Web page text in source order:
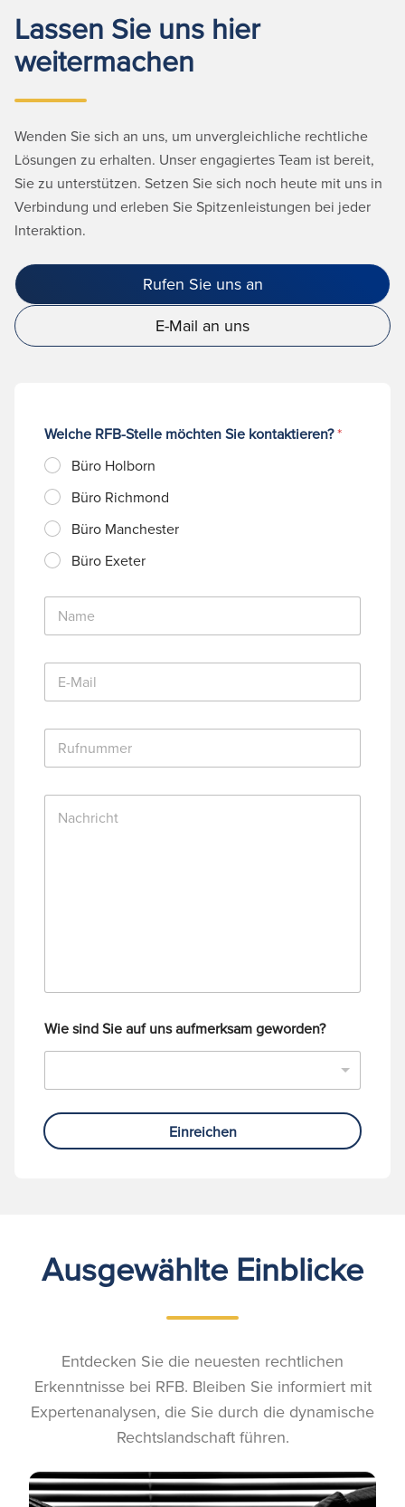
Lassen Sie uns hier
weitermachen
Wenden Sie sich an uns, um unvergleichliche rechtliche
Lösungen zu erhalten. Unser engagiertes Team ist bereit,
Sie zu unterstützen. Setzen Sie sich noch heute mit uns in
Verbindung und erleben Sie Spitzenleistungen bei jeder
Interaktion.
Rufen Sie uns an
E-Mail an uns
Welche RFB-Stelle möchten Sie kontaktieren?*
Büro Holborn
Büro Richmond
Büro Manchester
Büro Exeter
N
m
E
M
*
R
f
N
Wie sind Sie auf uns aufmerksam geworden?
Einreichen
Ausgewählte Einblicke
Entdecken Sie die neuesten rechtlichen
Erkenntnisse bei RFB. Bleiben Sie informiert mit
Expertenanalysen, die Sie durch die dynamische
Rechtslandschaft führen.